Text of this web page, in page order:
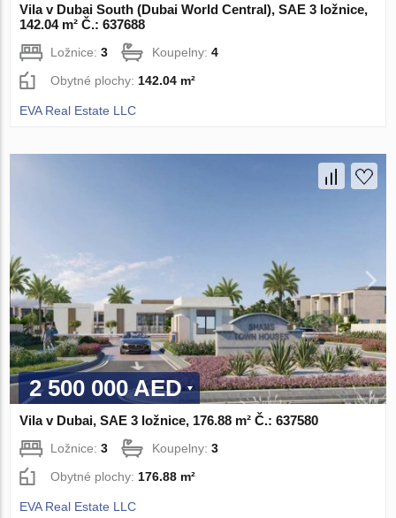
Vila v Dubai South (Dubai World Central), SAE 3 ložnice,
142.04 m² Č.: 637688
Ložnice:3 Koupelny:4
Obytné plochy: 142.04 m²
EVA Real Estate LLC
2 500 000 AED
Vila v Dubai, SAE 3 ložnice, 176.88 m² Č.: 637580
Ložnice:3 Koupelny:3
Obytné plochy:176.88 m²
EVA Real Estate LLC